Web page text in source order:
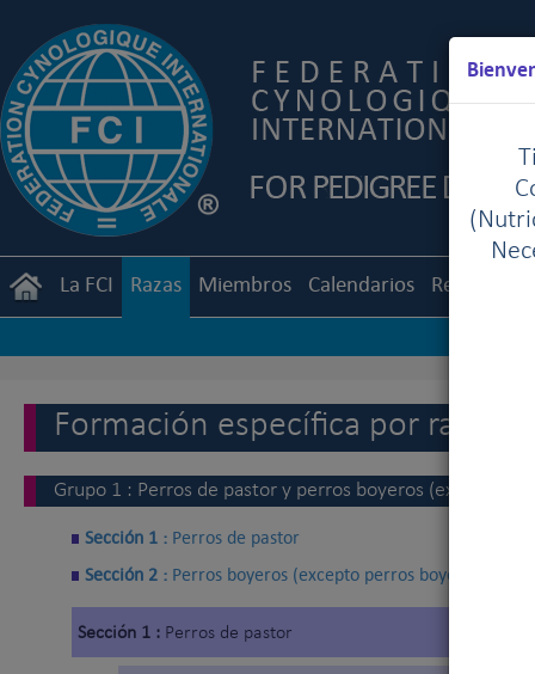
La FCI Razas Miembros Calendarios
Formación específica por raza
Grupo 1 : Perros de pastor y perros boyeros (excepto
Sección 1 : Perros de pastor
Sección 2 : Perros boyeros (excepto perros boyeros suizos)
Sección 1 : Perros de pastor